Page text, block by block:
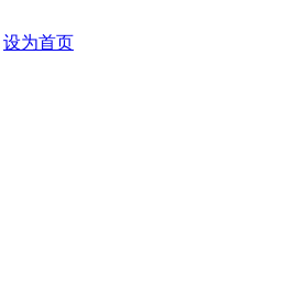
设为首页